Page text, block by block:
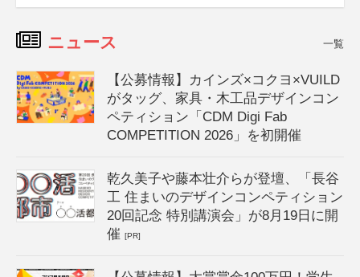
ニュース 一覧
【公募情報】カインズ×コクヨ×VUILD
がタッグ、家具・木工品デザインコン
ペティション「CDM Digi Fab
COMPETITION 2026」を初開催
乾久美子や藤本壮介らが登壇、「長谷
工 住まいのデザインコンペティション
20回記念 特別講演会」が8月19日に開
催[PR]